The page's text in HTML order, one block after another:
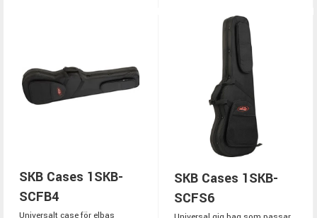
SKB Cases 1SKB-
SCFB4
Universalt case för elbas
SKB Cases 1SKB-
SCFS6